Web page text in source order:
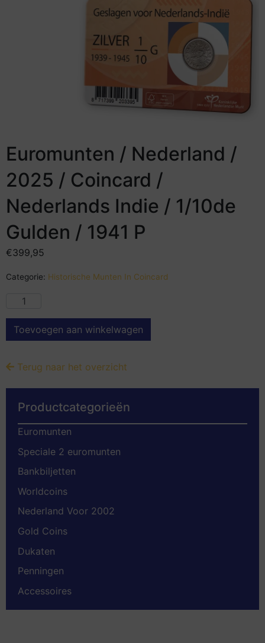
Euromunten / Nederland /
2025 / Coincard /
Nederlands Indie / 1/10de
Gulden / 1941 P
€399,95
Categorie: Historische Munten In Coincard
Toevoegen aan winkelwagen
Terug naar het overzicht
Productcategorieën
Euromunten
Speciale 2 euromunten
Bankbiljetten
Worldcoins
Nederland Voor 2002
Gold Coins
Dukaten
Penningen
Accessoires